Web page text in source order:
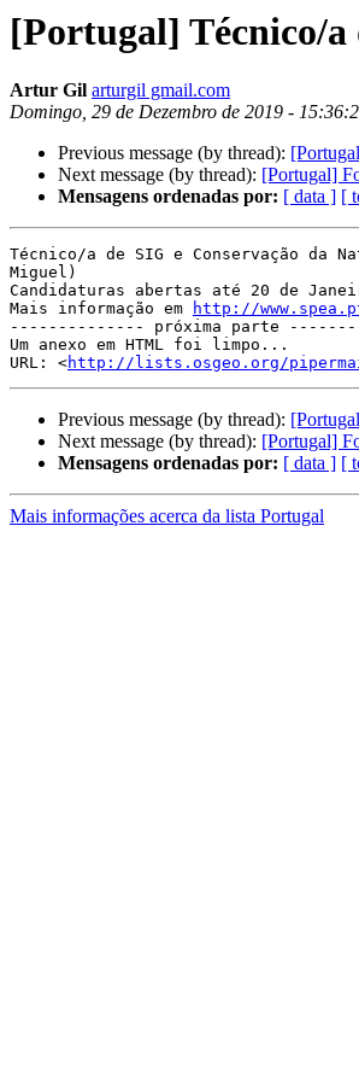
[Portugal] Técnico/a
Artur Gil arturgil gmail.com
Domingo, 29 de Dezembro de 2019 -
Previous message (by thread):
Next message (by thread): [Portugal]
Mensagens ordenadas por: [ data ] [
Técnico/a de SIG e Conservação da
Miguel)
Candidaturas abertas até 20 de
Mais informação em
http://
-------------- próxima parte
Um anexo em HTML foi limpo...
URL: <http://lists.osgeo.org/
Previous message (by thread):
Next message (by thread): [Portugal]
Mensagens ordenadas por: [ data ] [
Mais informações acerca da lista Portugal